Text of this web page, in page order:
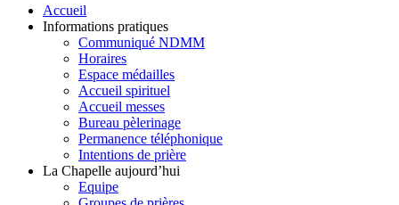
Accueil
Informations pratiques
Communiqué NDMM
Horaires
Espace médailles
Accueil spirituel
Accueil messes
Bureau pèlerinage
Permanence téléphonique
Intentions de prière
La Chapelle aujourd’hui
Equipe